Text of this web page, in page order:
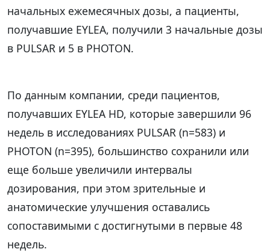
начальных ежемесячных дозы, а пациенты,
получавшие EYLEA, получили 3 начальные дозы
в PULSAR и 5 в PHOTON.
По данным компании, среди пациентов,
получавших EYLEA HD, которые завершили 96
недель в исследованиях PULSAR (n=583) и
PHOTON (n=395), большинство сохранили или
еще больше увеличили интервалы
дозирования, при этом зрительные и
анатомические улучшения оставались
сопоставимыми с достигнутыми в первые 48
недель.